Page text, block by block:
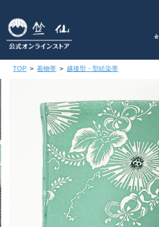
TOP > 着物帯 > 越後型・型絵染帯